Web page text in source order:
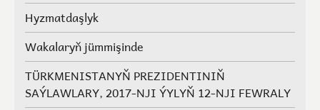
Hyzmatdaşlyk
Wakalaryň jümmişinde
TÜRKMENISTANYŇ PREZIDENTINIŇ
SAÝLAWLARY, 2017-NJI ÝYLYŇ 12-NJI FEWRALY